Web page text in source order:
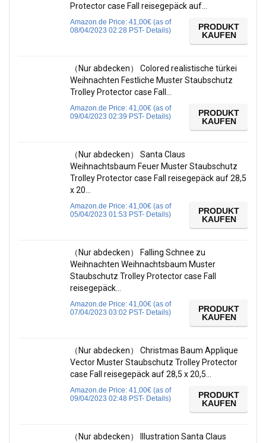
Protector case Fall reisegepäck auf…
Amazon.de Price: 41,00€ (as of
08/04/2023 02:28 PST- Details)
PRODUKT
KAUFEN
（Nur abdecken） Colored realistische türkei
Weihnachten Festliche Muster Staubschutz
Trolley Protector case Fall…
Amazon.de Price: 41,00€ (as of
09/04/2023 02:39 PST- Details)
PRODUKT
KAUFEN
（Nur abdecken） Santa Claus
Weihnachtsbaum Feuer Muster Staubschutz
Trolley Protector case Fall reisegepäck auf 28,5
x 20…
Amazon.de Price: 41,00€ (as of
05/04/2023 01:53 PST- Details)
PRODUKT
KAUFEN
（Nur abdecken） Falling Schnee zu
Weihnachten Weihnachtsbaum Muster
Staubschutz Trolley Protector case Fall
reisegepäck…
Amazon.de Price: 41,00€ (as of
07/04/2023 03:02 PST- Details)
PRODUKT
KAUFEN
（Nur abdecken） Christmas Baum Applique
Vector Muster Staubschutz Trolley Protector
case Fall reisegepäck auf 28,5 x 20,5…
Amazon.de Price: 41,00€ (as of
09/04/2023 02:48 PST- Details)
PRODUKT
KAUFEN
（Nur abdecken） Illustration Santa Claus